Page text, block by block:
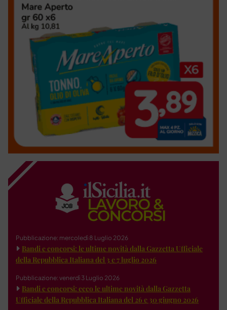
Pubblicazione: mercoledì 8 Luglio 2026
Bandi e concorsi: le ultime novità dalla Gazzetta Ufficiale
della Repubblica Italiana del 3 e 7 luglio 2026
Pubblicazione: venerdì 3 Luglio 2026
Bandi e concorsi: ecco le ultime novità dalla Gazzetta
Ufficiale della Repubblica Italiana del 26 e 30 giugno 2026